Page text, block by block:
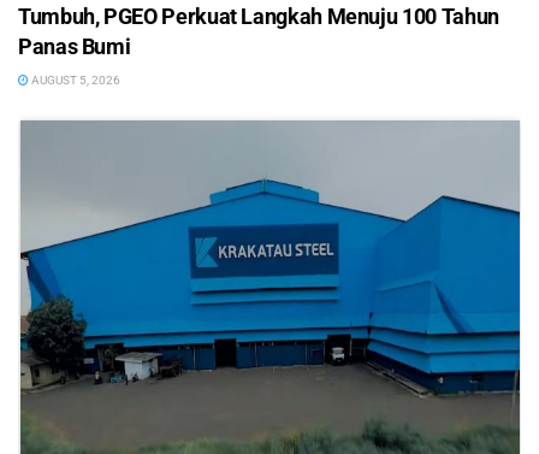
Tumbuh, PGEO Perkuat Langkah Menuju 100 Tahun
Panas Bumi
AUGUST 5, 2026